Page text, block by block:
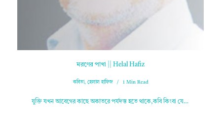
মরণের পাখা || Helal Hafiz
কবিতা, হেলাল হাফিজ 1 Min Read
যুক্তি যখন আবেগের কাছে অকাতরে পর্যদস্ত হতে থাকে,কবি কিংবা যে…